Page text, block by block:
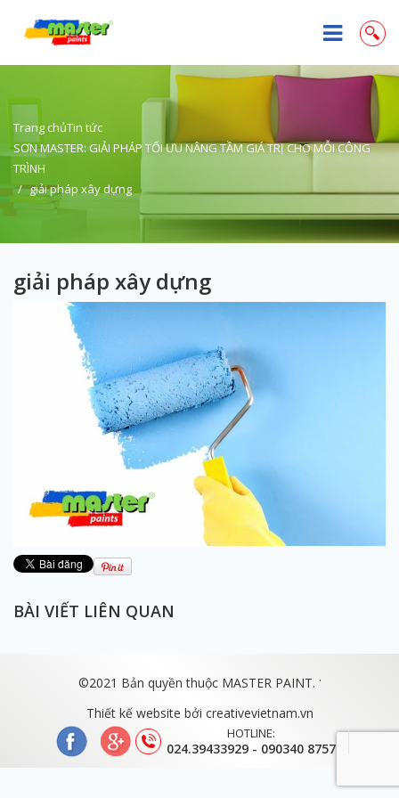
Trang chủTin tức
SƠN MASTER: GIẢI PHÁP TỐI ƯU NÂNG TẦM GIÁ TRỊ CHO MỖI CÔNG
TRÌNH
giải pháp xây dựng
giải pháp xây dựng
BÀI VIẾT LIÊN QUAN
©2021 Bản quyền thuộc MASTER PAINT. .
Thiết kế website bởi creativevietnam.vn
HOTLINE:
024.39433929 - 090340 8757